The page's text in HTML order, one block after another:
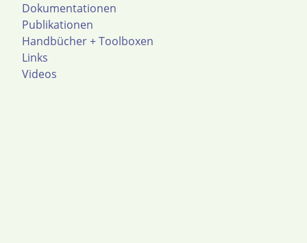
Dokumentationen
Publikationen
Handbücher + Toolboxen
Links
Videos